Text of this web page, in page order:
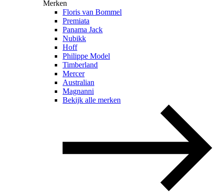
Merken
Floris van Bommel
Premiata
Panama Jack
Nubikk
Hoff
Philippe Model
Timberland
Mercer
Australian
Magnanni
Bekijk alle merken